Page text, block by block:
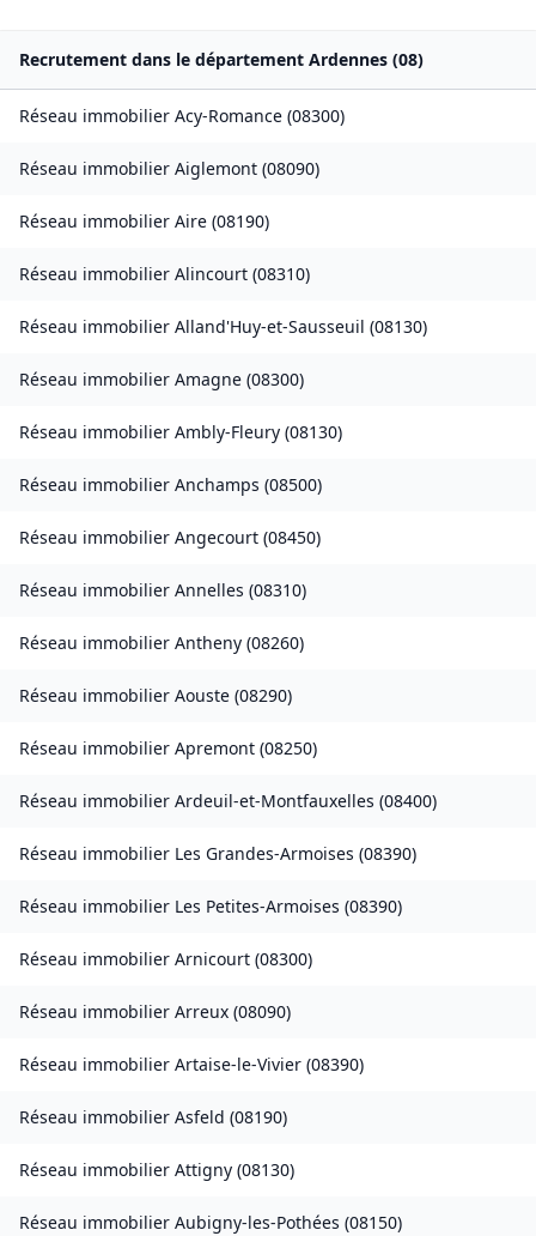
Recrutement dans le département Ardennes (08)
Réseau immobilier Acy-Romance (08300)
Réseau immobilier Aiglemont (08090)
Réseau immobilier Aire (08190)
Réseau immobilier Alincourt (08310)
Réseau immobilier Alland'Huy-et-Sausseuil (08130)
Réseau immobilier Amagne (08300)
Réseau immobilier Ambly-Fleury (08130)
Réseau immobilier Anchamps (08500)
Réseau immobilier Angecourt (08450)
Réseau immobilier Annelles (08310)
Réseau immobilier Antheny (08260)
Réseau immobilier Aouste (08290)
Réseau immobilier Apremont (08250)
Réseau immobilier Ardeuil-et-Montfauxelles (08400)
Réseau immobilier Les Grandes-Armoises (08390)
Réseau immobilier Les Petites-Armoises (08390)
Réseau immobilier Arnicourt (08300)
Réseau immobilier Arreux (08090)
Réseau immobilier Artaise-le-Vivier (08390)
Réseau immobilier Asfeld (08190)
Réseau immobilier Attigny (08130)
Réseau immobilier Aubigny-les-Pothées (08150)